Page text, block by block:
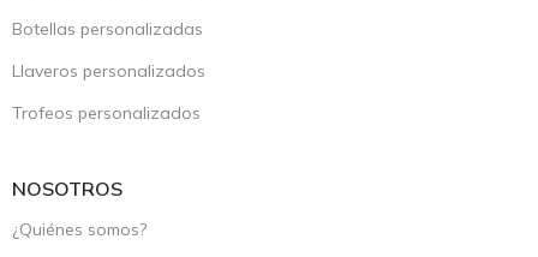
Botellas personalizadas
Llaveros personalizados
Trofeos personalizados
NOSOTROS
¿Quiénes somos?